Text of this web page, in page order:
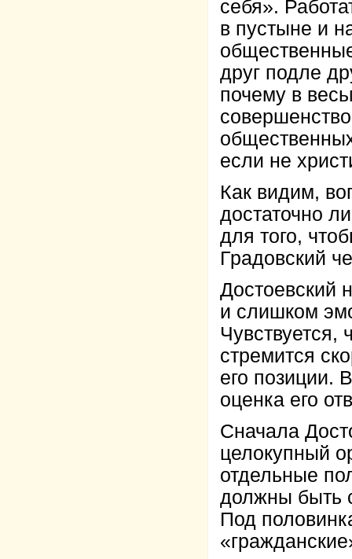
себя».
в пустыне и
друг подле
почему в
если не
Как видим,
достаточно
для того,
Градовский
Достоевский
и слишком
Чувствуется,
стремится
его позиции.
оценка его
Сначала
целокупный
отдельные
должны быть
Под